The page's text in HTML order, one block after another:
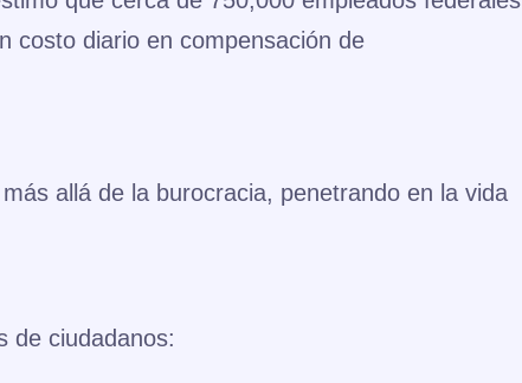
costo diario en compensación de
allá de la burocracia, penetrando en la vida
de ciudadanos: